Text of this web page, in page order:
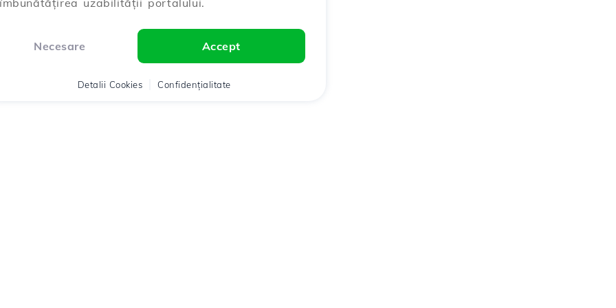
îmbunătățirea uzabilității portalului.
Necesare Accept
Detalii Cookies Confidențialitate